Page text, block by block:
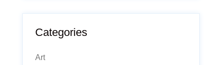
Categories
Art